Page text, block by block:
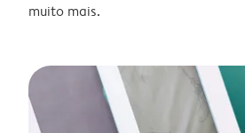
muito mais.